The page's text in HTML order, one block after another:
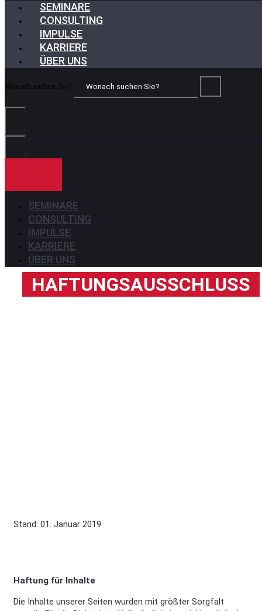
SEMINARE
CONSULTING
IMPULSE
KARRIERE
ÜBER UNS
Wonach suchen Sie?
SEMINARE
CONSULTING
IMPULSE
KARRIERE
ÜBER UNS
HAFTUNGSAUSSCHLUSS
Stand: 01. Januar 2019
Haftung für Inhalte
Die Inhalte unserer Seiten wurden mit größter Sorgfalt